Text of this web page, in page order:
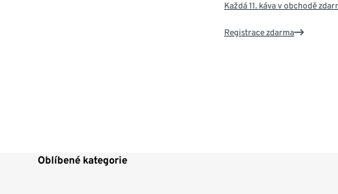
Každá 11. káva v obchodě
Registrace zdarma
Oblíbené kategorie